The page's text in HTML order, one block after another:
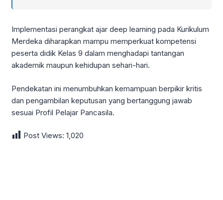
Implementasi perangkat ajar deep learning pada Kurikulum
Merdeka diharapkan mampu memperkuat kompetensi
peserta didik Kelas 9 dalam menghadapi tantangan
akademik maupun kehidupan sehari-hari.
Pendekatan ini menumbuhkan kemampuan berpikir kritis
dan pengambilan keputusan yang bertanggung jawab
sesuai Profil Pelajar Pancasila.
Post Views: 1,020